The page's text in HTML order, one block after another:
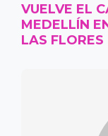
VUELVE EL
MEDELLÍN
LAS FLORES